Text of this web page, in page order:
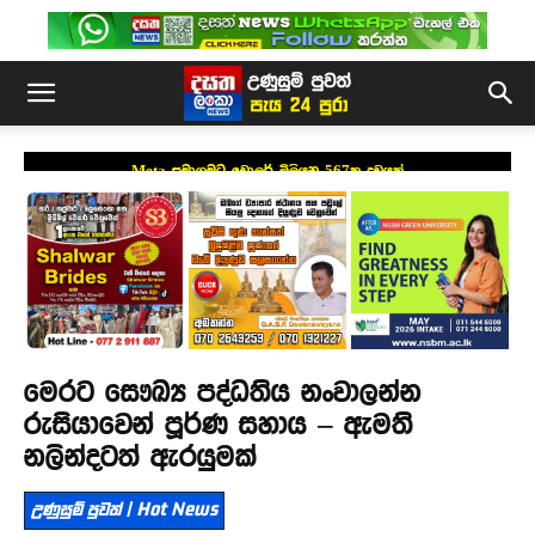
Meta සමාගමට ඩොලර් මිලියන 567ක දඩයක්
මෙරට සෞඛ්‍ය පද්ධතිය නංවාලන්න
රුසියාවෙන් පූර්ණ සහාය – ඇමති
නලින්දටත් ඇරයුමක්
උණුසුම් පුවත් | Hot News